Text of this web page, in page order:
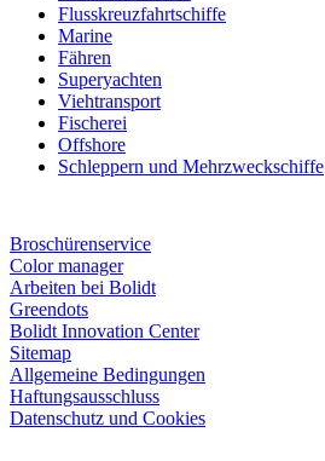
Flusskreuzfahrtschiffe
Marine
Fähren
Superyachten
Viehtransport
Fischerei
Offshore
Schleppern und Mehrzweckschiffe
Broschürenservice
Color manager
Arbeiten bei Bolidt
Greendots
Bolidt Innovation Center
Sitemap
Allgemeine Bedingungen
Haftungsausschluss
Datenschutz und Cookies